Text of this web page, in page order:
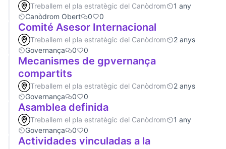
Treballem el pla estratègic del Canòdrom
1 any
Canòdrom Obert
0 0
Comité Asesor Internacional
Treballem el pla estratègic del Canòdrom
2 anys
Governança
0 0
Mecanismes de gpvernança
compartits
Treballem el pla estratègic del Canòdrom
2 anys
Governança
0 0
Asamblea definida
Treballem el pla estratègic del Canòdrom
1 any
Governança
0 0
Actividades vinculadas a la